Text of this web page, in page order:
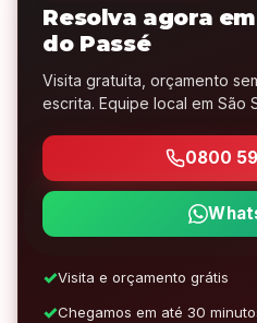
Resolva agora
do Passé
Visita gratuita, orçamento
escrita. Equipe local em São
0800
Visita e orçamento grátis
Chegamos em até 30